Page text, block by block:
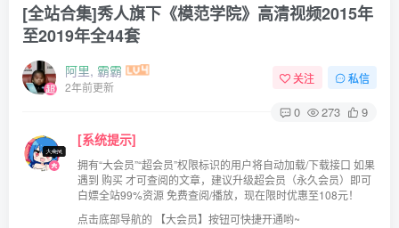
[全站合集]秀人旗下《模范学院》高清视频2015年
至2019年全44套
阿里, 霸霸
2年前更新
关注 私信
0 273 9
[系统提示]
拥有“大会员”“超会员”权限标识的用户将自动加载/下载接口 如果
遇到 购买 才可查阅的文章，建议升级超会员（永久会员）即可
白嫖全站99%资源 免费查阅/播放，现在限时优惠至108元！
点击底部导航的 【大会员】按钮可快捷开通哟~